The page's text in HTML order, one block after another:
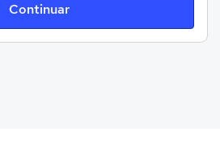
Continuar